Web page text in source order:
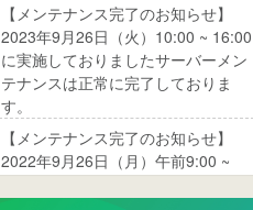
【メンテナンス完了のお知らせ】
2023年9月26日（火）10:00 ~ 16:00
に実施しておりましたサーバーメン
テナンスは正常に完了しておりま
す。
【メンテナンス完了のお知らせ】
2022年9月26日（月）午前9:00 ~